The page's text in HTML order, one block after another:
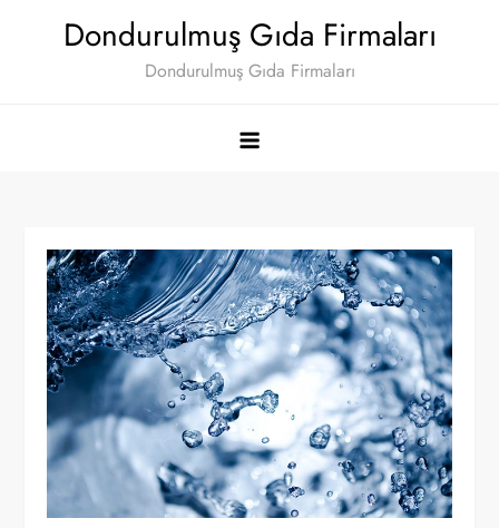
Dondurulmuş Gıda Firmaları
Dondurulmuş Gıda Firmaları